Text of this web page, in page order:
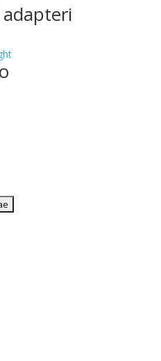
adapteri